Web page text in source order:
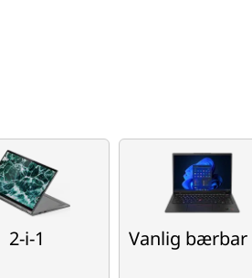
2-i-1 Vanlig bærbar